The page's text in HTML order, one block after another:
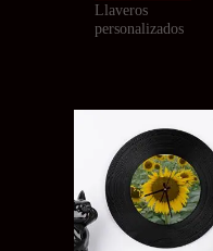
Llaveros
personalizados